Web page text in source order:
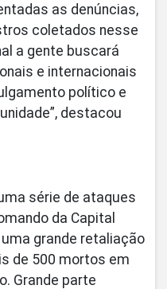
as denúncias,
coletados nesse
a gente buscará
e internacionais
político e
destacou
série de ataques
da Capital
grande retaliação
de 500 mortos em
Grande parte